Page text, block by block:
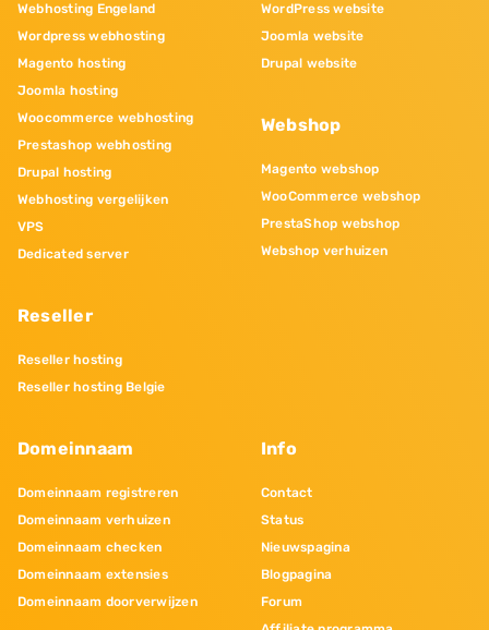
Webhosting Engeland
Wordpress webhosting
Magento hosting
Joomla hosting
Woocommerce webhosting
Prestashop webhosting
Drupal hosting
Webhosting vergelijken
VPS
Dedicated server
Reseller
Reseller hosting
Reseller hosting Belgie
WordPress website
Joomla website
Drupal website
Webshop
Magento webshop
WooCommerce webshop
PrestaShop webshop
Webshop verhuizen
Domeinnaam
Domeinnaam registreren
Domeinnaam verhuizen
Domeinnaam checken
Domeinnaam extensies
Domeinnaam doorverwijzen
Info
Contact
Status
Nieuwspagina
Blogpagina
Forum